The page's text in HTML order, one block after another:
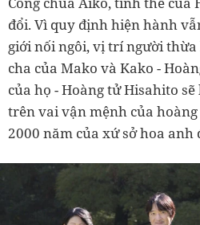
đổi. Vì quy định hiện hành
giới nối ngôi, vị trí người
cha của Mako và Kako -
của họ - Hoàng tử Hisahito
trên vai vận mệnh của
2000 năm của xứ sở hoa anh